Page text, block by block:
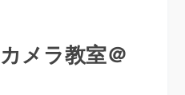
メラ教室＠